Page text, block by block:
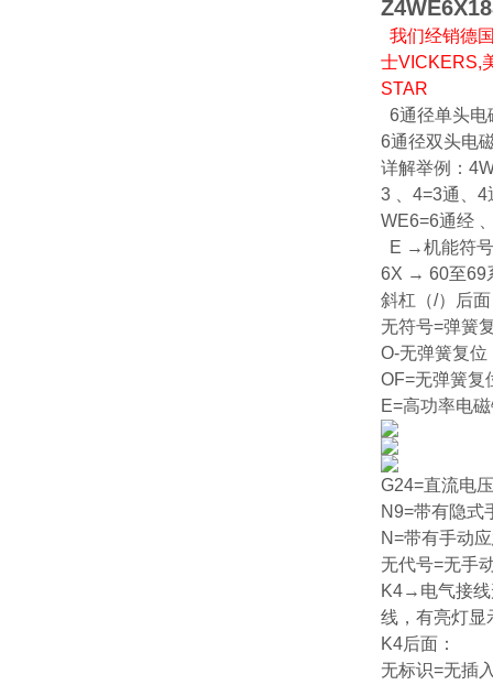
我们经销德
士VICKERS,
STAR
6通径单头电
6通径双头电
详解举例：
3 、4=3通、
WE6=6通经
E →机能符
6X → 60至69
斜杠（/）后
无符号=弹簧
O-无弹簧复位
OF=无弹簧复
E=高功率电
G24=直流电
N9=带有隐式
N=带有手动
无代号=无手
K4→电气接线
线，有亮灯显
K4后面：
无标识=无插